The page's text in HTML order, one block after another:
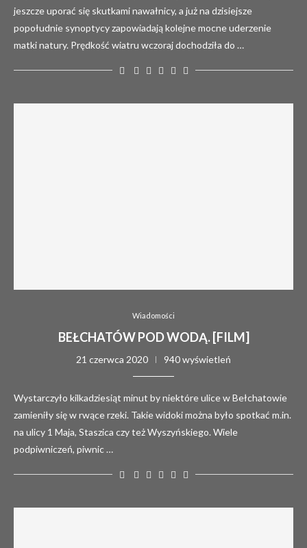
jeszcze uporać się skutkami nawałnicy, a już na dzisiejsze
popołudnie synoptycy zapowiadają kolejne mocne uderzenie
matki natury. Prędkość wiatru wczoraj dochodziła do …
Wiadomości
BEŁCHATÓW POD WODĄ. [FILM]
21 czerwca 2020 940 wyświetleń
Wystarczyło kilkadziesiąt minut by niektóre ulice w Bełchatowie
zamieniły się w rwące rzeki. Takie widoki można było spotkać m.in.
na ulicy 1 Maja, Staszica czy też Wyszyńskiego. Wiele
podpiwniczeń, piwnic …